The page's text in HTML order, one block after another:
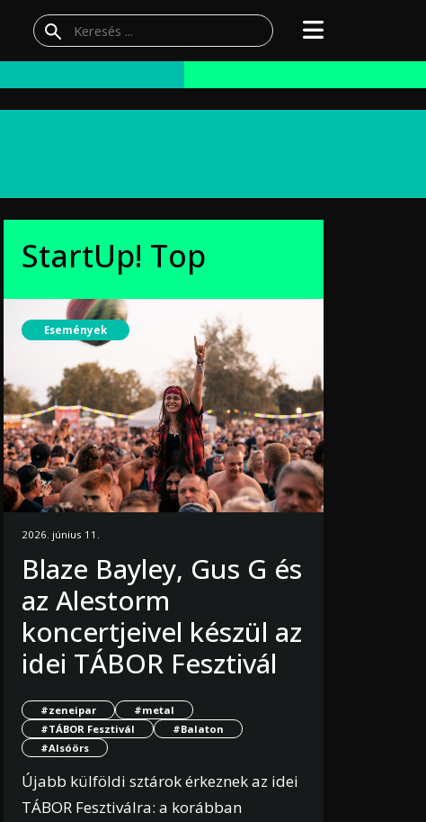
StartUp! Top
Események
2026. június 11.
Blaze Bayley, Gus G és
az Alestorm
koncertjeivel készül az
idei TÁBOR Fesztivál
#zeneipar
#metal
#TÁBOR Fesztivál
#Balaton
#Alsóörs
Újabb külföldi sztárok érkeznek az idei
TÁBOR Fesztiválra: a korábban